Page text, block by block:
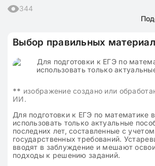
344
Выбор правильных
** изображение создано или
ИИ.
Для подготовки к ЕГЭ по математике
использовать только актуальные
последних лет, составленные с учетом
государственных требований.
вводят в заблуждение и мешают
подходы к решению заданий.